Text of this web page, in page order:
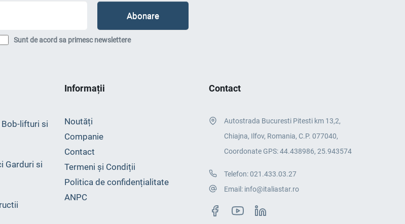
Sunt de acord sa primesc newslettere
lifturi si
Garduri si
Informații
Noutăți
Companie
Contact
Termeni și Condiții
Politica de confidențialitate
ANPC
Contact
Autostrada Bucuresti Pitesti km 13,2,
Chiajna, Ilfov, Romania, C.P. 077040,
Coordonate GPS: 44.438986, 25.943574
Telefon:021.433.03.27
Email: info@italiastar.ro